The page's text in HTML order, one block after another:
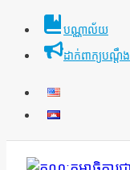
Skip
បណ្ណាល័យ
ដាក់ពាក្យបណ្ដឹង